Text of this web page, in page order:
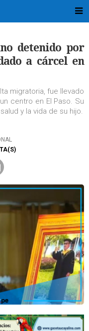
detenido por
a cárcel en
migratoria, fue llevado
centro en El Paso. Su
y la vida de su hijo.